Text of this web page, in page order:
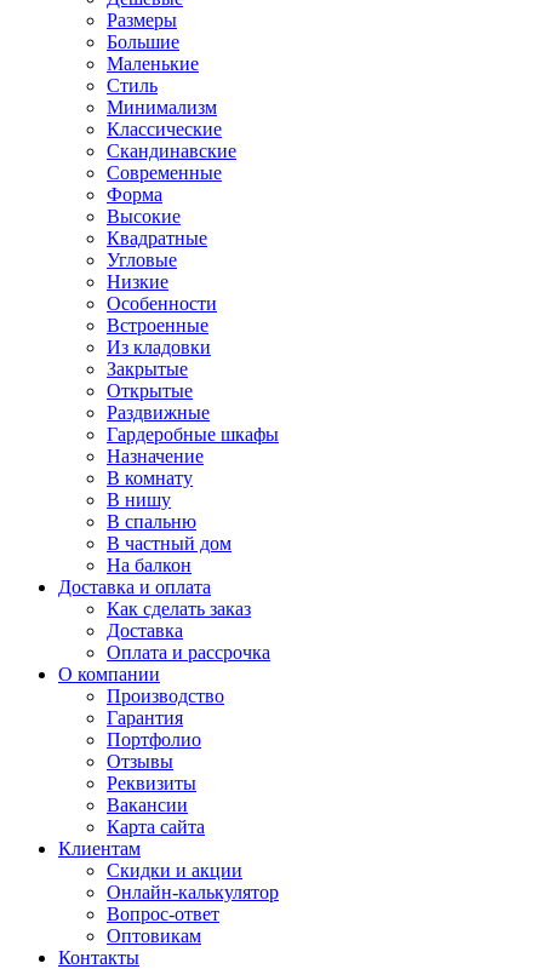
Размеры
Большие
Маленькие
Стиль
Минимализм
Классические
Скандинавские
Современные
Форма
Высокие
Квадратные
Угловые
Низкие
Особенности
Встроенные
Из кладовки
Закрытые
Открытые
Раздвижные
Гардеробные шкафы
Назначение
В комнату
В нишу
В спальню
В частный дом
На балкон
Доставка и оплата
Как сделать заказ
Доставка
Оплата и рассрочка
О компании
Производство
Гарантия
Портфолио
Отзывы
Реквизиты
Вакансии
Карта сайта
Клиентам
Скидки и акции
Онлайн-калькулятор
Вопрос-ответ
Оптовикам
Контакты